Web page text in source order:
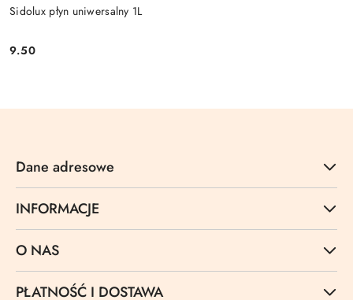
Sidolux płyn uniwersalny 1L
Cena:
9.50
Dane adresowe
INFORMACJE
O NAS
PŁATNOŚĆ I DOSTAWA